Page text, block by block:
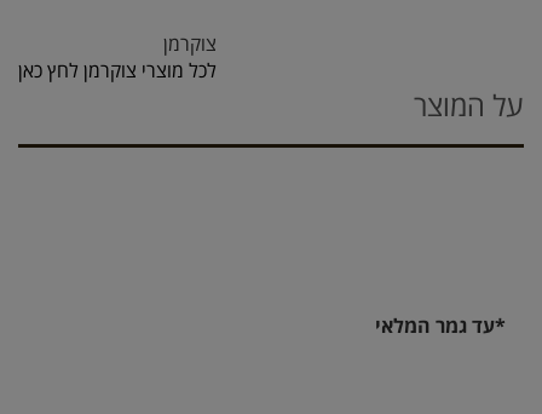
צוקרמן
לכל מוצרי צוקרמן לחץ כאן
על המוצר
*עד גמר המלאי